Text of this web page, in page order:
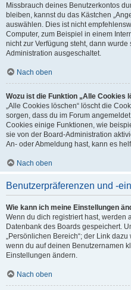
Missbrauch deines Benutzerkontos
bleiben, kannst du das Kästchen
auswählen. Dies ist nicht
Computer, zum Beispiel in einem
nicht zur Verfügung steht, dann
Administration ausgeschaltet.
Nach oben
Wozu ist die Funktion „Alle Cookies
„Alle Cookies löschen“ löscht die
sorgen, dass du im Forum
Cookies einige Funktionen, wie
sie von der Board-Administration
An- oder Abmeldung hast, kann es
Nach oben
Benutzerpräferenzen und -
Wie kann ich meine Einstellungen
Wenn du dich registriert hast, werden
Datenbank des Boards gespeichert.
„Persönlichen Bereich“; der Link
wenn du auf deinen Benutzernamen
Einstellungen ändern.
Nach oben